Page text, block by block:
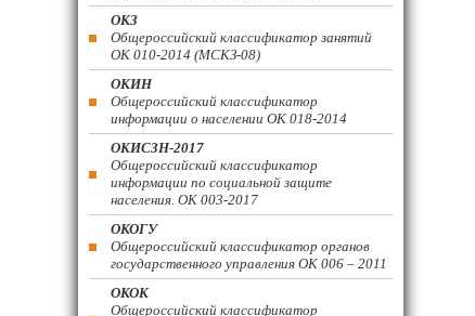
ОКЗ
Общероссийский классификатор занятий
ОК 010-2014 (МСКЗ-08)
ОКИН
Общероссийский классификатор
информации о населении ОК 018-2014
ОКИСЗН-2017
Общероссийский классификатор
информации по социальной защите
населения. ОК 003-2017
ОКОГУ
Общероссийский классификатор органов
государственного управления ОК 006 – 2011
ОКОК
Общероссийский классификатор